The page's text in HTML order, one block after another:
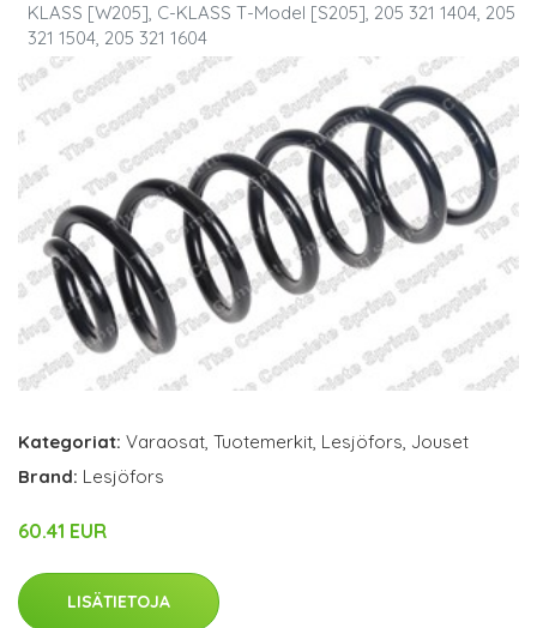
KLASS [W205], C-KLASS T-Model [S205], 205 321 1404, 205
321 1504, 205 321 1604
Kategoriat: Varaosat Tuotemerkit Lesjöfors Jouset
Brand: Lesjöfors
60.41 EUR
LISÄTIETOJA